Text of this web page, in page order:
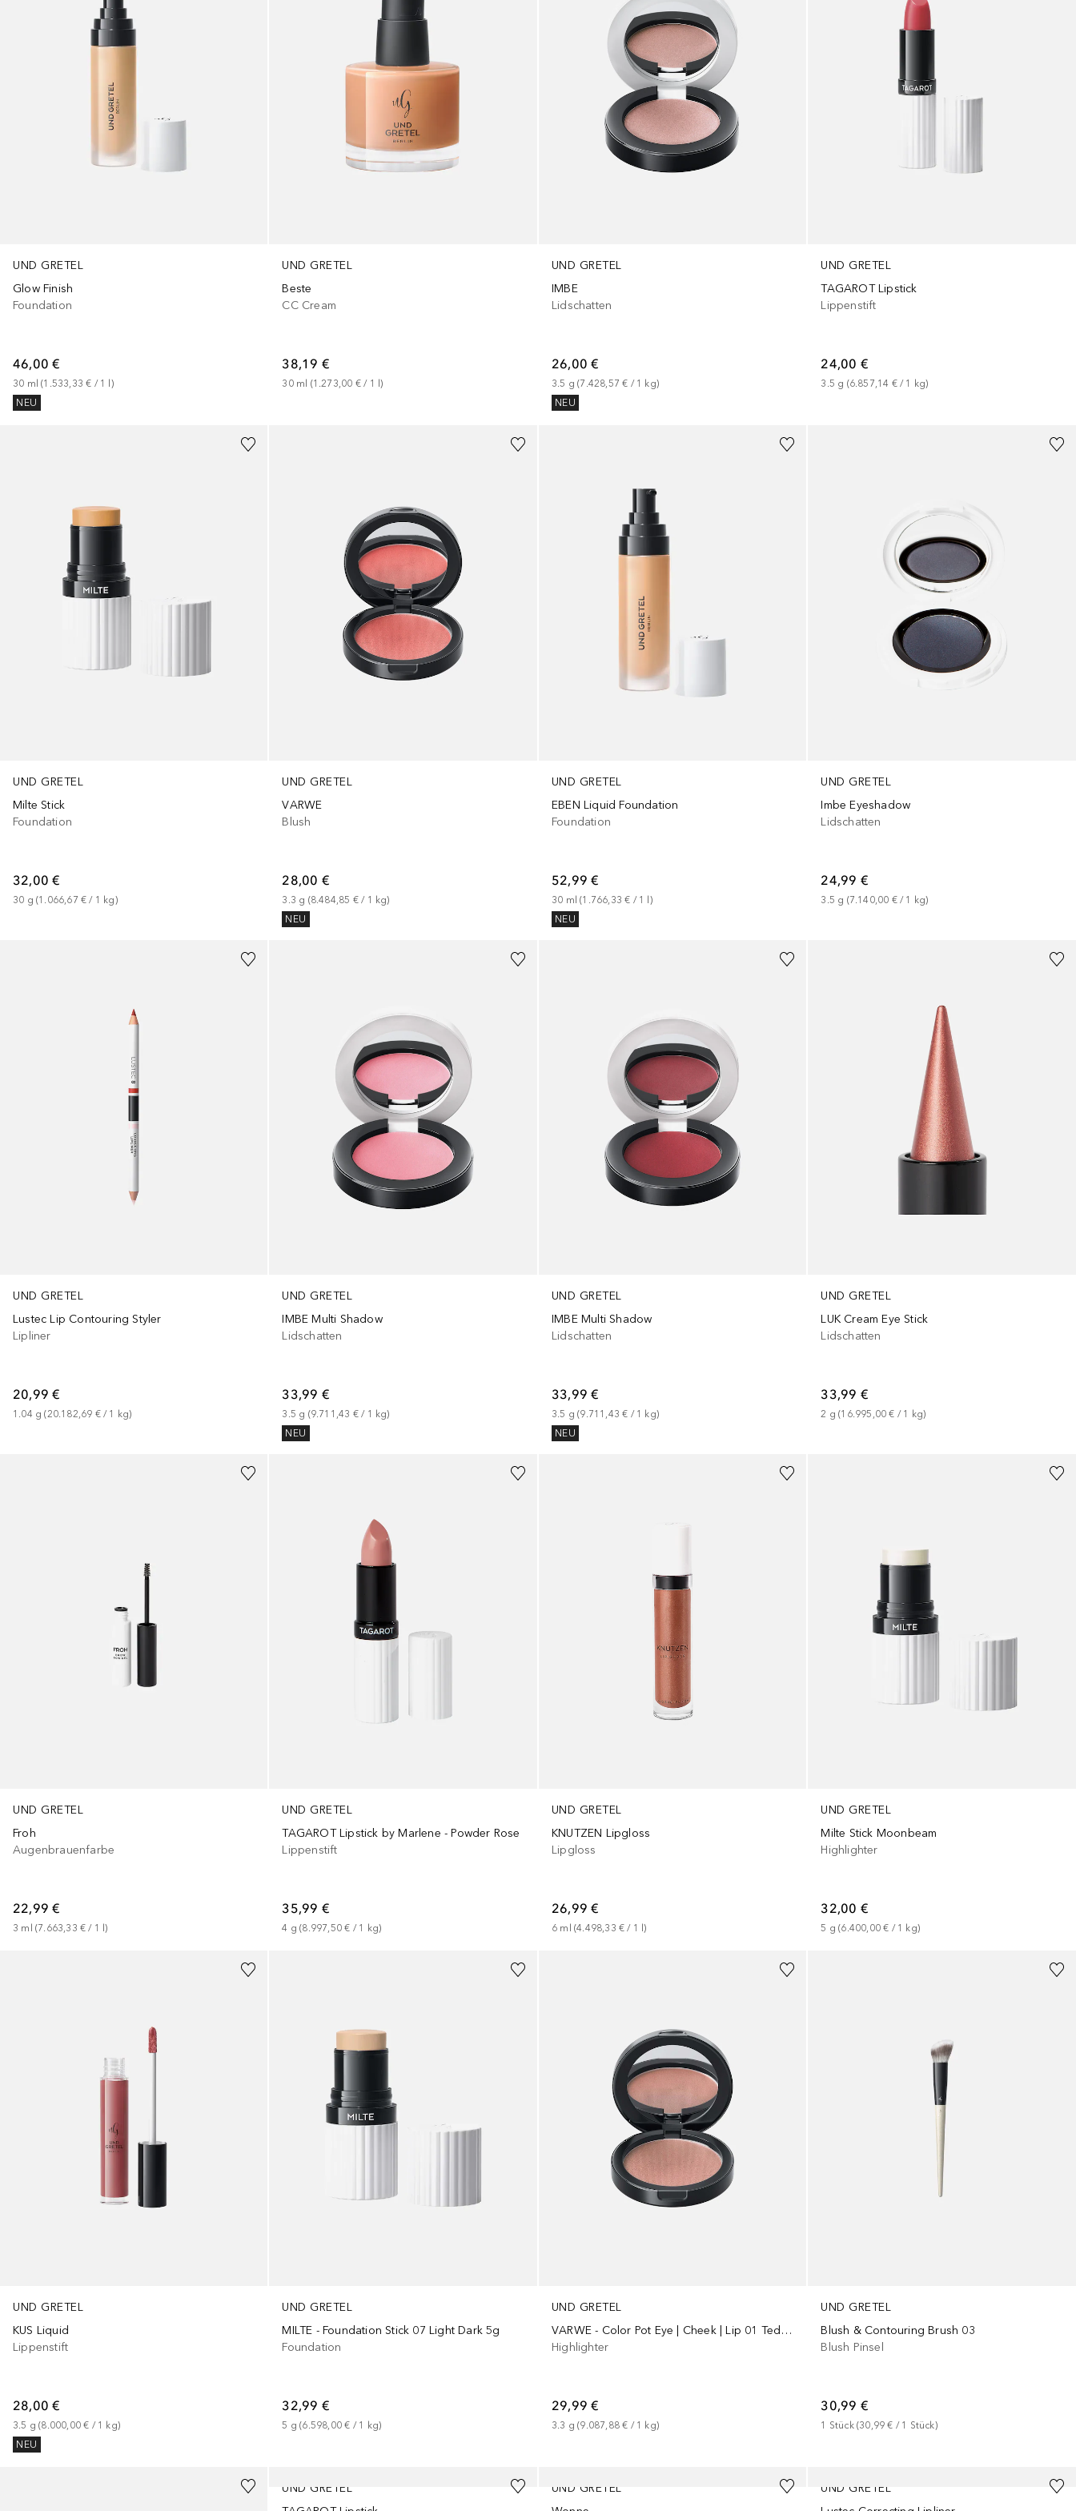
UND GRETEL
Glow Finish
Foundation
46,00 €
30 ml (1.533,33 € / 1
)
NEU
UND GRETEL
Beste
CC Cream
38,19 €
30 ml (1.273,00 € / 1 l)
UND GRETEL
IMBE
Lidschatten
26,00 €
3.5 g (7.428,57 € / 1 kg)
NEU
UND GRETEL
TAGAROT Lipstick
Lippenstift
24,00 €
3.5 g (6.857,14 € / 1 kg)
UND GRETEL
Milte Stick
Foundation
32,00 €
30 g (1.066,67 € / 1 kg)
+
UND GRETEL
VARWE
Blush
28,00 €
3.3 g (8.484,85 € / 1 kg)
NEU
UND GRETEL
EBEN Liquid Foundation
Foundation
52,99 €
30 ml (1.766,33 € / 1 l)
NEU
UND GRETEL
Imbe Eyeshadow
Lidschatten
24,99 €
3.5 g (7.140,00 € / 1 kg)
UND GRETEL
Lustec Lip Contouring Styler
Lipliner
20,99 €
1.04 g (20.182,69 € / 1 kg)
UND GRETEL
IMBE Multi Shadow
Lidschatten
33,99 €
3.5 g (9.711,43 € / 1 kg)
NEU
UND GRETEL
IMBE Multi Shadow
Lidschatten
33,99 €
3.5 g (9.711,43 € / 1 kg)
NEU
UND GRETEL
LUK Cream Eye Stick
Lidschatten
33,99 €
2 g (16.995,00 € / 1 kg)
UND GRETEL
Froh
Augenbrauenfarbe
22,99 €
3 ml (7.663,33 € / 1 l)
UND GRETEL
TAGAROT Lipstick by Marlene - Powder Rose
Lippenstift
35,99 €
4 g (8.997,50 € / 1 kg)
UND GRETEL
KNUTZEN Lipgloss
Lipgloss
26,99 €
6 ml (4.498,33 € / 1 l)
UND GRETEL
Milte Stick Moonbeam
Highlighter
32,00 €
5 g (6.400,00 € / 1 kg)
UND GRETEL
KUS Liquid
Lippenstift
28,00 €
3.5 g (8.000,00 € / 1 kg)
NEU
UND GRETEL
MILTE - Foundation Stick 07 Light Dark 5g
Foundation
32,99 €
5 g (6.598,00 € / 1 kg)
UND GRETEL
VARWE - Color Pot Eye | Cheek | Lip 01 Teddy 3,3g
Highlighter
29,99 €
3.3 g (9.087,88 € / 1 kg)
UND GRETEL
Blush & Contouring Brush 03
Blush Pinsel
30,99 €
1 Stück (30,99 € / 1 Stück)
UND GRETEL
UND GRETEL
UND GRETEL